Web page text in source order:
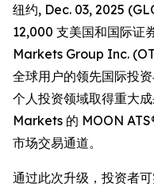
纽约, Dec. 03, 2025
12,000 支美国和国际证
Markets Group Inc.
全球用户的领先国际投
个人投资领域取得重大
Markets 的 MOON
市场交易通道。
通过此次升级，投资者